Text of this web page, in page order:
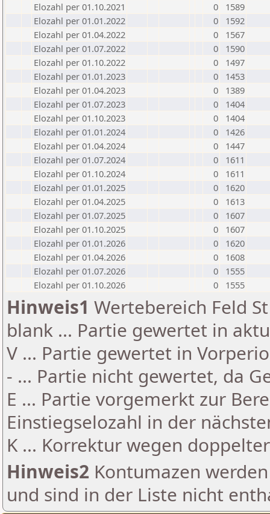
Elozahl per 01.10.2021
0
1589
Elozahl per 01.01.2022
0
1592
Elozahl per 01.04.2022
0
1567
Elozahl per 01.07.2022
0
1590
Elozahl per 01.10.2022
0
1497
Elozahl per 01.01.2023
0
1453
Elozahl per 01.04.2023
0
1389
Elozahl per 01.07.2023
0
1404
Elozahl per 01.10.2023
0
1404
Elozahl per 01.01.2024
0
1426
Elozahl per 01.04.2024
0
1447
Elozahl per 01.07.2024
0
1611
Elozahl per 01.10.2024
0
1611
Elozahl per 01.01.2025
0
1620
Elozahl per 01.04.2025
0
1613
Elozahl per 01.07.2025
0
1607
Elozahl per 01.10.2025
0
1607
Elozahl per 01.01.2026
0
1620
Elozahl per 01.04.2026
0
1608
Elozahl per 01.07.2026
0
1555
Elozahl per 01.10.2026
0 1555
Hinweis1 Wertebereich Feld
blank ... Partie gewertet in
V ... Partie gewertet in
- ... Partie nicht gewertet, da
E ... Partie vorgemerkt zur
Einstiegselozahl in der
K ... Korrektur wegen
Hinweis2 Kontumazen
und sind in der Liste nicht